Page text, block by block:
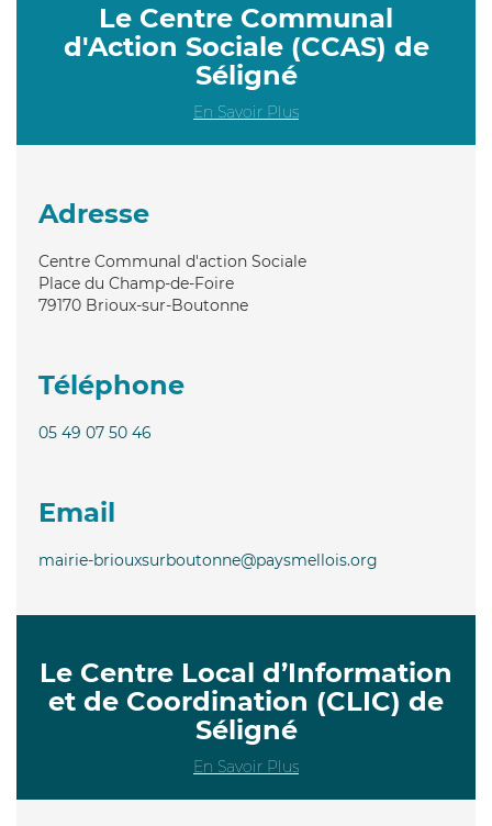
Le Centre Communal
d'Action Sociale (CCAS) de
Séligné
En Savoir Plus
Adresse
Centre Communal d'action Sociale
Place du Champ-de-Foire
79170 Brioux-sur-Boutonne
Téléphone
05 49 07 50 46
Email
mairie-briouxsurboutonne@paysmellois.org
Le Centre Local d’Information
et de Coordination (CLIC) de
Séligné
En Savoir Plus